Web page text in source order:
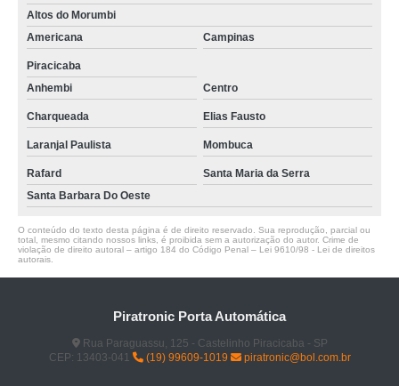
Altos do Morumbi
Americana
Campinas
Piracicaba
Anhembi
Centro
Charqueada Elias Fausto
Laranjal Paulista Mombuca
Rafard
Santa Maria da Serra
Santa Barbara Do Oeste
O conteúdo do texto desta página é de direito reservado. Sua reprodução, parcial ou
total, mesmo citando nossos links, é proibida sem a autorização do autor. Crime de
violação de direito autoral – artigo 184 do Código Penal – Lei 9610/98 - Lei de direitos
autorais
Piratronic Porta Automática
Rua Paraguassu, 125 - Castelinho Piracicaba - SP
CEP: 13403-041
(19) 99609-1019 piratronic@bol.com.br